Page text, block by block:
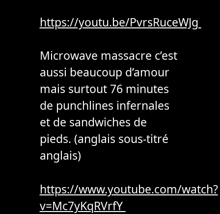
https://youtu.be/PvrsRuceWJg
Microwave massacre c’est
aussi beaucoup d’amour
mais surtout 76 minutes
de punchlines infernales
et de sandwiches de
pieds. (anglais sous-titré
anglais)
https://www.youtube.com/watch?
v=Mc7yKqRVrfY